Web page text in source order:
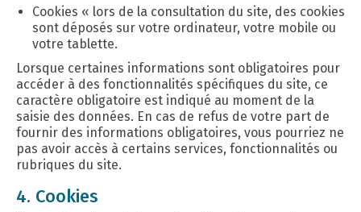
Cookies « lors de la consultation du site, des cookies
sont déposés sur votre ordinateur, votre mobile ou
votre tablette.
Lorsque certaines informations sont obligatoires pour
accéder à des fonctionnalités spécifiques du site, ce
caractère obligatoire est indiqué au moment de la
saisie des données. En cas de refus de votre part de
fournir des informations obligatoires, vous pourriez ne
pas avoir accès à certains services, fonctionnalités ou
rubriques du site.
4. Cookies